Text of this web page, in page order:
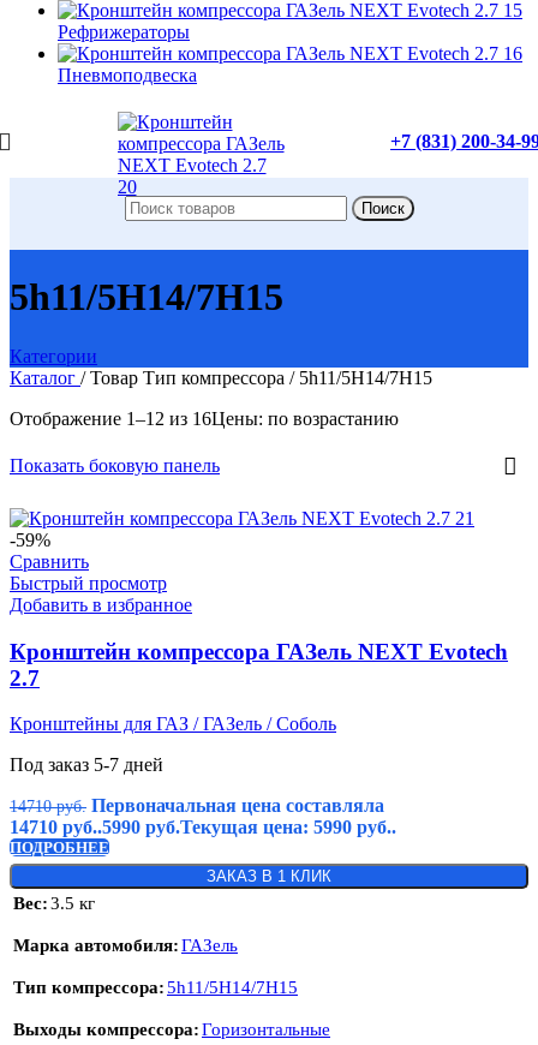
Рефрижераторы
Пневмоподвеска
+7 (831) 200-34-
Поиск
5h11/5H14/7H15
Категории
Каталог / Товар Тип компрессора / 5h11/5H14/7H15
Отображение 1–12 из 16Цены: по возрастанию
Показать боковую панель
-59%
Сравнить
Быстрый просмотр
Добавить в избранное
Кронштейн компрессора ГАЗель NEXT Evotech
2.7
Кронштейны для ГАЗ / ГАЗель / Соболь
Под заказ 5-7 дней
14710руб. Первоначальная цена составляла
14710 руб..5990 руб.Текущая цена: 5990 руб..
ПОДРОБНЕЕ
ЗАКАЗ В 1 КЛИК
Вес 3.5 кг
Марка автомобиля ГАЗель
Тип компрессора 5h11/5H14/7H15
Выходы компрессора Горизонтальные